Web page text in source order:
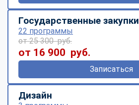
Государственные закупки
22 программы
от 25 300 руб.
от 16 900 руб.
Записаться
Дизайн